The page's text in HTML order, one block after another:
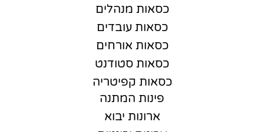
כסאות מנהלים
כסאות עובדים
כסאות אורחים
כסאות סטודנט
כסאות קפיטריה
פינות המתנה
ארונות יבוא